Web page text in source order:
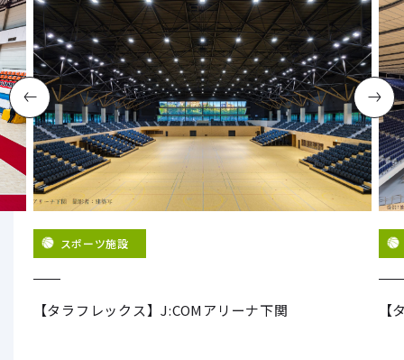
スポーツ施設
【タラフレックス】J:COMアリーナ下関